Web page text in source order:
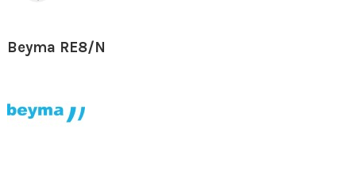
Beyma RE8/N